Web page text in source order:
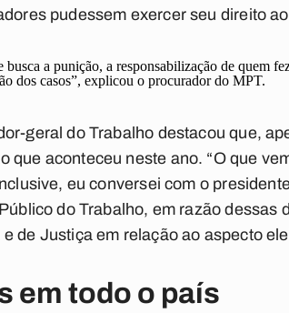
pudessem exercer seu direito
busca a punição, a responsabilização de quem
dos casos”, explicou o procurador do MPT.
geral do Trabalho destacou que,
que aconteceu neste ano. “O que
eu conversei com o
do Trabalho, em razão
de Justiça em relação ao aspecto
em todo o país